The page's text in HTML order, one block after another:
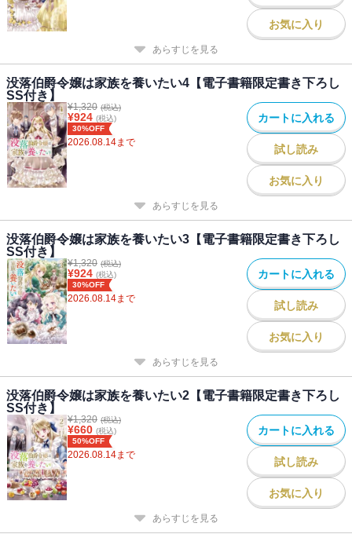
お気に入り
あらすじを見る
没落伯爵令嬢は家族を養いたい4【電子書籍限定書き下ろし
SS付き】
¥1,320 (税込)
¥924 (税込)
30%OFF
2026.08.14まで
カートに入れる
試し読み
お気に入り
あらすじを見る
没落伯爵令嬢は家族を養いたい3【電子書籍限定書き下ろし
SS付き】
¥1,320 (税込)
¥924 (税込)
30%OFF
2026.08.14まで
カートに入れる
試し読み
お気に入り
あらすじを見る
没落伯爵令嬢は家族を養いたい2【電子書籍限定書き下ろし
SS付き】
¥1,320 (税込)
¥660 (税込)
50%OFF
2026.08.14まで
カートに入れる
試し読み
お気に入り
あらすじを見る